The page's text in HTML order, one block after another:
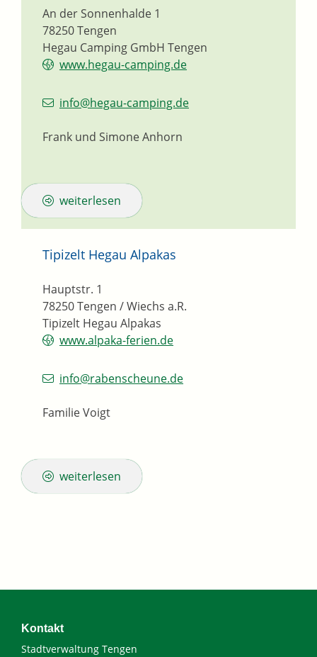
Hegau Camping GmbH Tengen
An der Sonnenhalde 1
78250Tengen
www.hegau-camping.de
info@hegau-camping.de
Frank und SimoneAnhorn
weiterlesen
Tipizelt Hegau Alpakas
Tipizelt Hegau Alpakas
Hauptstr. 1
78250Tengen / Wiechs a.R.
www.alpaka-ferien.de
info@rabenscheune.de
Familie Voigt
weiterlesen
Kontakt
Stadtverwaltung Tengen